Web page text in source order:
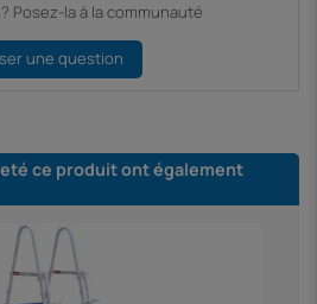
Posez-la à la communauté
une question
ce produit ont également